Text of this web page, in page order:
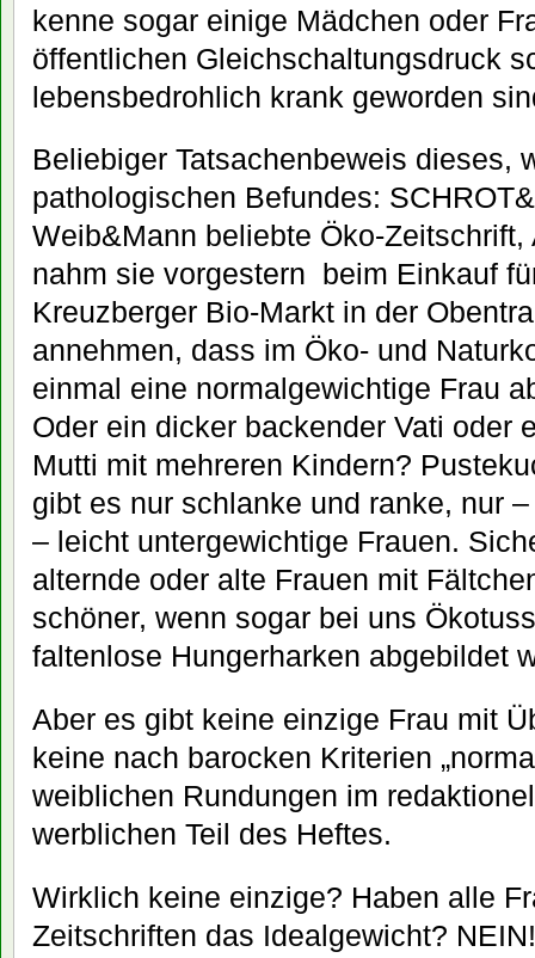
kenne sogar einige Mädchen oder
öffentlichen Gleichschaltungsdruck
lebensbedrohlich krank geworden
Beliebiger Tatsachenbeweis dieses,
pathologischen Befundes:
Weib&Mann beliebte Öko-
nahm sie vorgestern beim Einkauf
Kreuzberger Bio-Markt in der
annehmen, dass im Öko- und
einmal eine normalgewichtige Frau
Oder ein dicker backender Vati oder
Mutti mit mehreren Kindern?
gibt es nur schlanke und ranke, nur
– leicht untergewichtige Frauen.
alternde oder alte Frauen mit
schöner, wenn sogar bei uns
faltenlose Hungerharken abgebildet
Aber es gibt keine einzige Frau mit
keine nach barocken Kriterien
weiblichen Rundungen im
werblichen Teil des Heftes.
Wirklich keine einzige? Haben alle
Zeitschriften das Idealgewicht?